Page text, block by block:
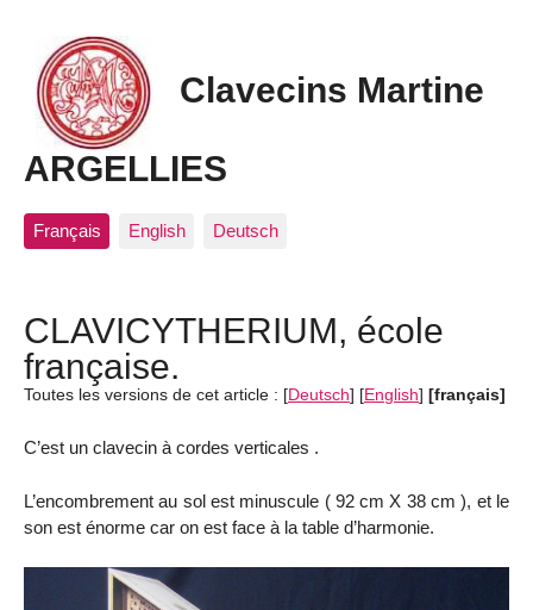
Clavecins Martine
ARGELLIES
Français English Deutsch
CLAVICYTHERIUM, école
française.
Toutes les versions de cet article : [Deutsch] [English] [français]
C’est un clavecin à cordes verticales .
L’encombrement au sol est minuscule ( 92 cm X 38 cm ), et le
son est énorme car on est face à la table d’harmonie.